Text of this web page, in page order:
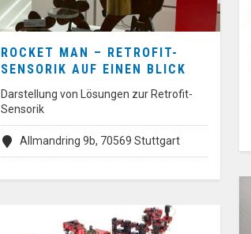
ROCKET MAN – RETROFIT-
SENSORIK AUF EINEN BLICK
Darstellung von Lösungen zur Retrofit-
Sensorik
Allmandring 9b, 70569 Stuttgart